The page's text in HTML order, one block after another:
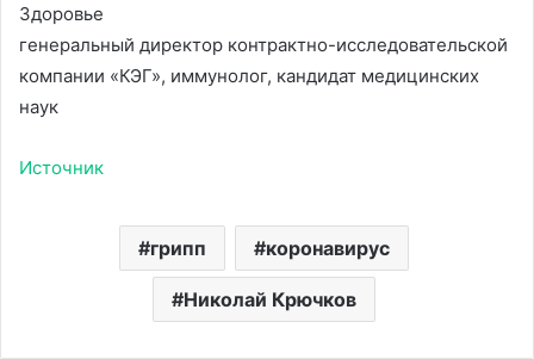
Здоровье
генеральный директор контрактно-исследовательской
компании «КЭГ», иммунолог, кандидат медицинских
наук
Источник
грипп коронавирус
Николай Крючков